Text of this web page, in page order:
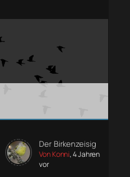
Der Birkenzeisig
Von Konni, 4 Jahren
vor